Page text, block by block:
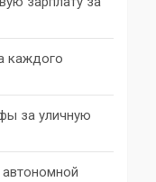
каждого
за уличную